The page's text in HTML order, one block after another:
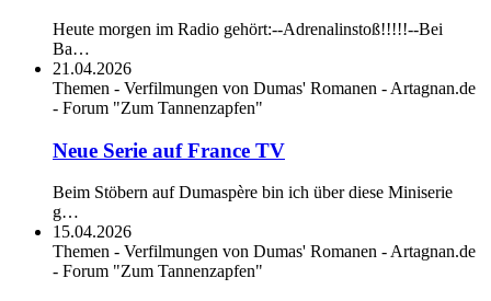
Heute morgen im Radio gehört:--Adrenalinstoß!!!!!--Bei
Ba…
21.04.2026
Themen - Verfilmungen von Dumas' Romanen - Artagnan.de
- Forum "Zum Tannenzapfen"
Neue Serie auf France TV
Beim Stöbern auf Dumaspère bin ich über diese Miniserie
g…
15.04.2026
Themen - Verfilmungen von Dumas' Romanen - Artagnan.de
- Forum "Zum Tannenzapfen"